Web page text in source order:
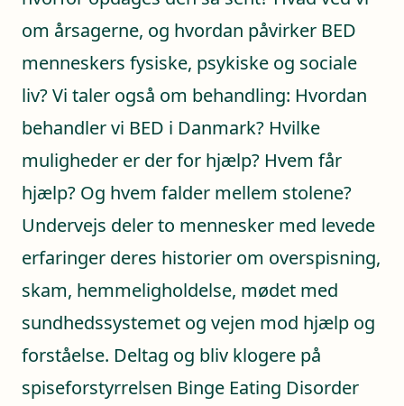
om årsagerne, og hvordan påvirker BED
menneskers fysiske, psykiske og sociale
liv? Vi taler også om behandling: Hvordan
behandler vi BED i Danmark? Hvilke
muligheder er der for hjælp? Hvem får
hjælp? Og hvem falder mellem stolene?
Undervejs deler to mennesker med levede
erfaringer deres historier om overspisning,
skam, hemmeligholdelse, mødet med
sundhedssystemet og vejen mod hjælp og
forståelse. Deltag og bliv klogere på
spiseforstyrrelsen Binge Eating Disorder